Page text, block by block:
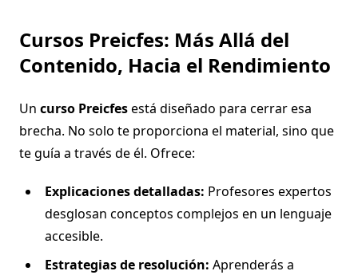
Cursos Preicfes: Más Allá del
Contenido, Hacia el Rendimiento
Un curso Preicfesestá diseñado para cerrar esa
brecha. No solo te proporciona el material, sino que
te guía a través de él. Ofrece:
Explicaciones detalladas: Profesores expertos
desglosan conceptos complejos en un lenguaje
accesible.
Estrategias de resolución: Aprenderás a